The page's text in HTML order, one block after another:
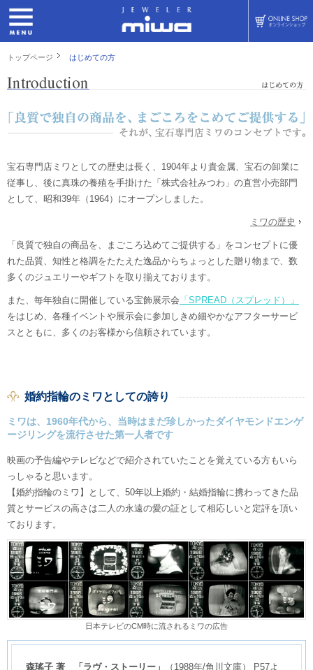
トップページ はじめての方
宝石専門店ミワとしての歴史は長く、1904年より貴金属、宝石の卸業に
従事し、後に真珠の養殖を手掛けた「株式会社みつわ」の直営小売部門
として、昭和39年（1964）にオープンしました。
ミワの歴史
「良質で独自の商品を、まごころ込めてご提供する」をコンセプトに優
れた品質、知性と格調をたたえた逸品からちょっとした贈り物まで、数
多くのジュエリーやギフトを取り揃えております。
また、毎年独自に開催している宝飾展示会 「SPREAD（スプレッド）」
をはじめ、各種イベントや展示会に参加しきめ細やかなアフターサービ
スとともに、多くのお客様から信頼されています。
婚約指輪のミワとしての誇り
ミワは、1960年代から、当時はまだ珍しかったダイヤモンドエンゲ
ージリングを流行させた第一人者です
映画の予告編やテレビなどで紹介されていたことを覚えている方もいら
っしゃると思います。
【婚約指輪のミワ】として、50年以上婚約・結婚指輪に携わってきた品
質とサービスの高さは二人の永遠の愛の証として相応しいと定評を頂い
ております。
日本テレビのCM時に流されるミワの広告
森瑤子 著 「ラヴ・ストーリー」
（1988年/角川文庫） P57よ